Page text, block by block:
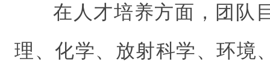
在人才培养方面，团队
理、化学、放射科学、环境